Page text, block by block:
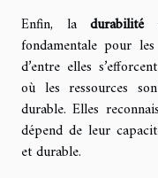
Enfin, ladurabilité
fondamentale pour
d’entre elles
où les ressources
durable. Elles
dépend de leur
et durable.